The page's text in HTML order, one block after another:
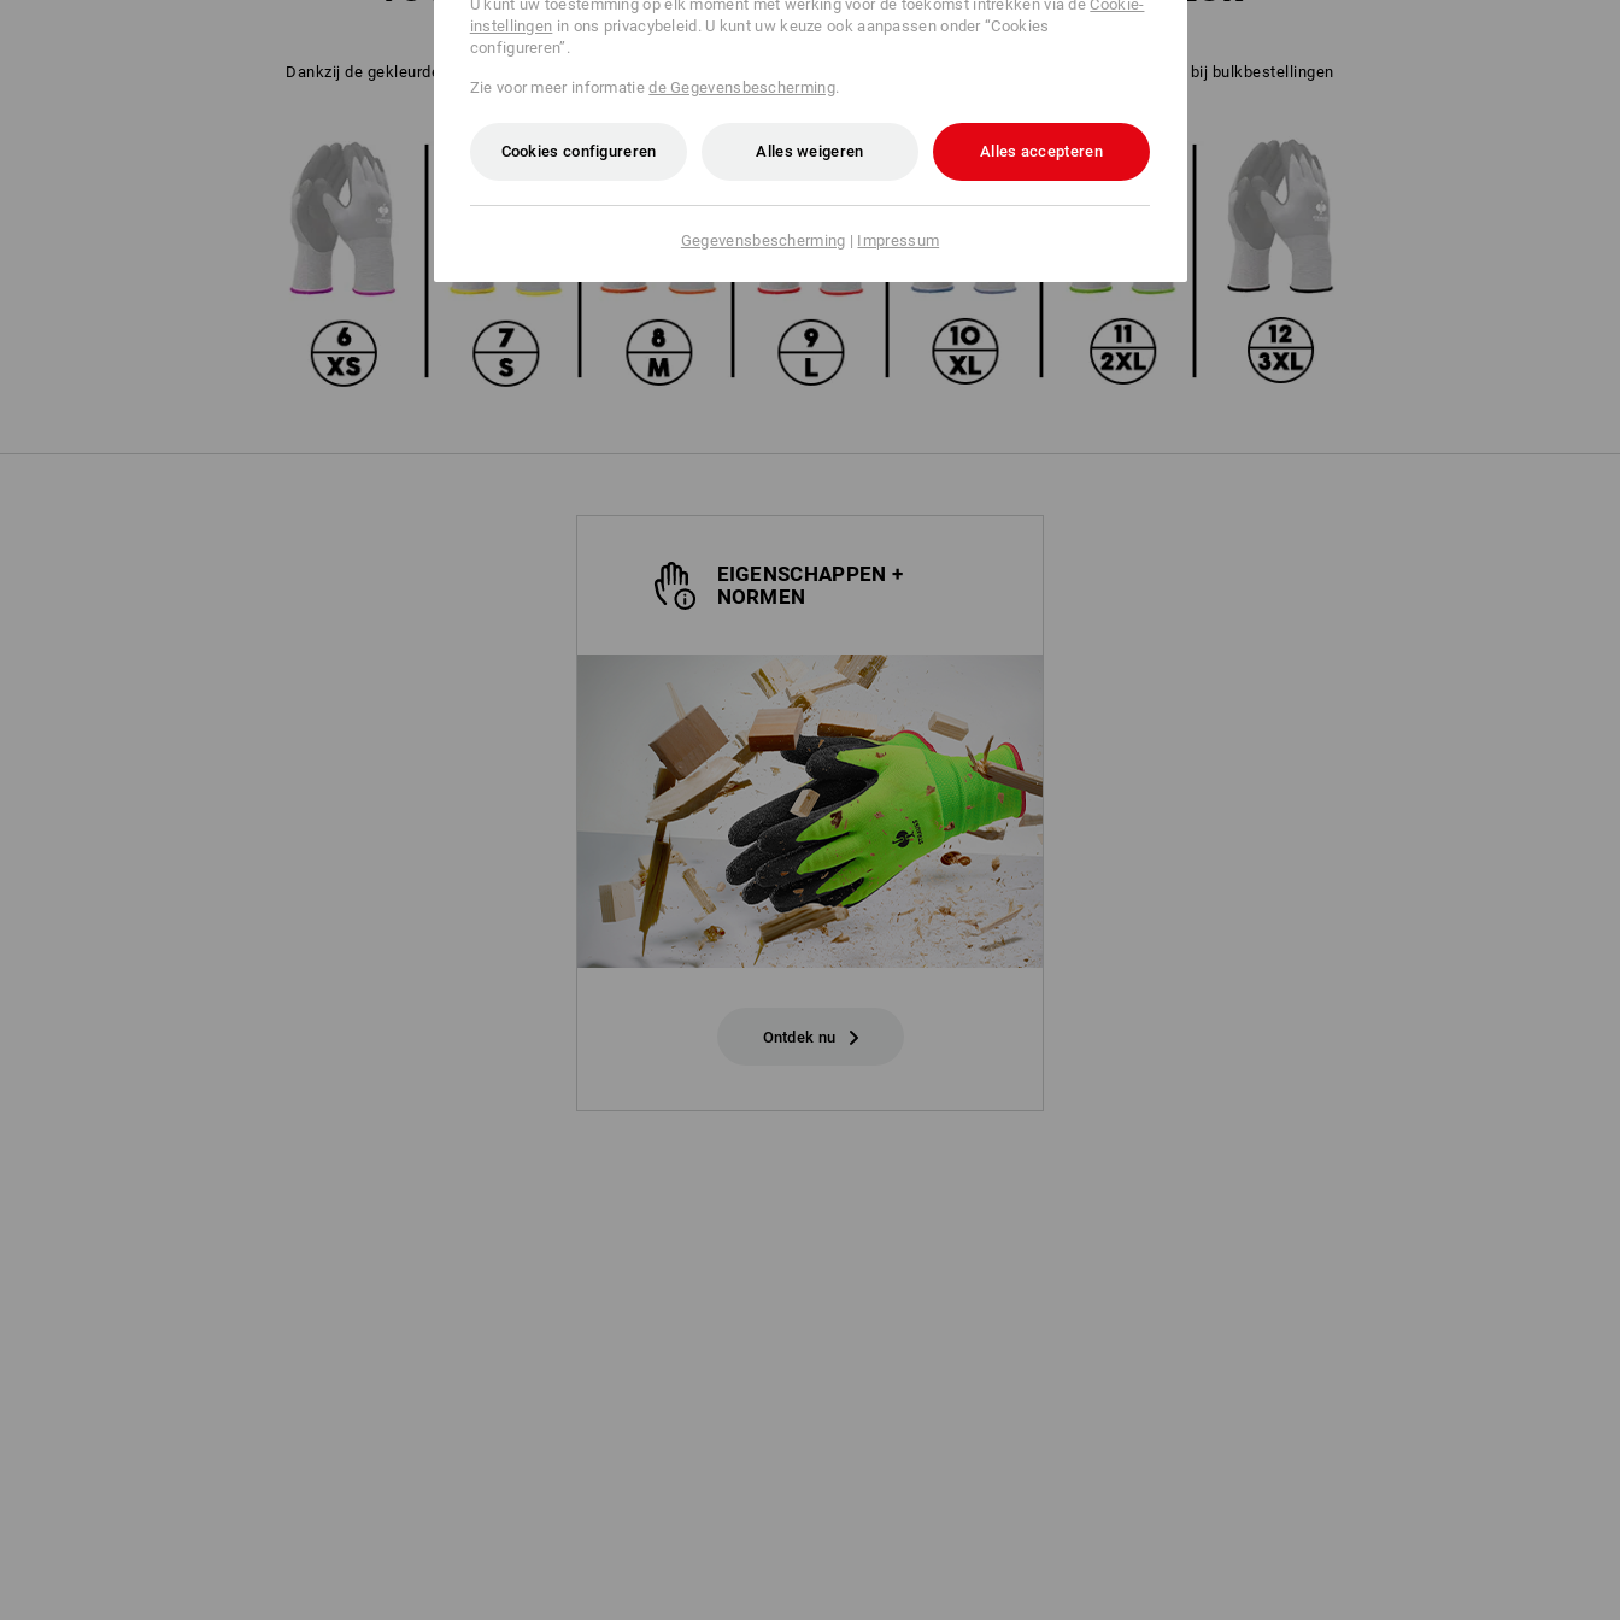
Dankzij de gekleurde aanduiding op de boord van onze handschoenen kan elke werknemer snel de juiste maat vinden. Ook bij bulkbestellingen
praktisch voor snel en georganiseerd opslaan van verschillende maten.
EIGENSCHAPPEN +
NORMEN
Ontdek nu
U kunt uw toestemming op elk moment met werking voor de toekomst intrekken via deCookie-
instellingen in ons privacybeleid. U kunt uw keuze ook aanpassen onder “Cookies
configureren”.
Zie voor meer informatiede Gegevensbescherming.
Cookies configureren Alles weigeren Alles accepteren
Gegevensbescherming | Impressum